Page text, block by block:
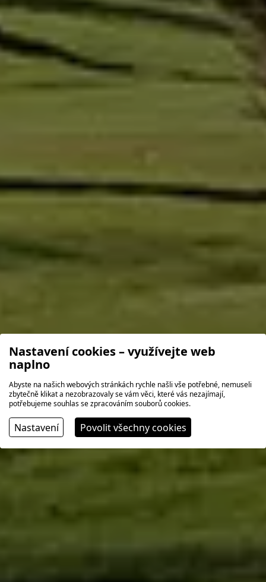
Nastavení cookies – využívejte web
naplno
Abyste na našich webových stránkách rychle našli vše potřebné, nemuseli
zbytečně klikat a nezobrazovaly se vám věci, které vás nezajímají,
potřebujeme souhlas se zpracováním souborů cookies.
Nastavení Povolit všechny cookies